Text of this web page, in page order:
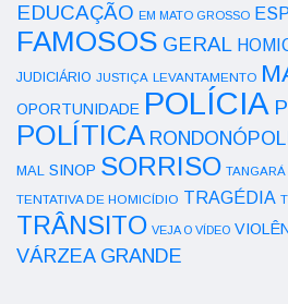
EDUCAÇÃO EM MATO GROSSO
FAMOSOS GERAL
JUDICIÁRIO JUSTIÇA LEVANTAMENTO
OPORTUNIDADE POLÍCIA
POLÍTICA
MAL SINOP SORRISO
TENTATIVA DE HOMICÍDIO TRAGÉDIA
TRÂNSITO VEJA O VÍDEO
VÁRZEA GRANDE